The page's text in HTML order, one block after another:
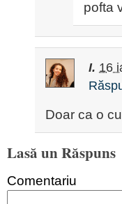
pofta
I. 16
Doar ca o
Lasă un Răspuns
Comentariu